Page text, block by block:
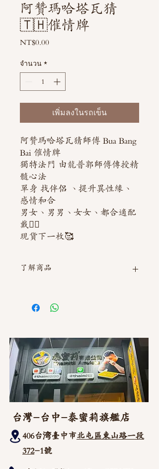
阿贊瑪哈塔瓦猜
🇹🇭催情牌
NT$0.00ราคา
จำนวน *
เพิ่มลงในรถเข็น
阿贊瑪哈塔瓦猜師傅 Bua Bang
Bai 催情牌
獨特法門 由龍普郭師傅傳授精
髓心法
單身 找伴侶 、提升異性緣、
感情和合
男女、男男、女女、都合適配
戴👍🏻
現貨下一枚🥰
了解商品
台灣-台中-泰蜜莉旗艦店
406台湾臺中市北屯區東山路一段
372-1號